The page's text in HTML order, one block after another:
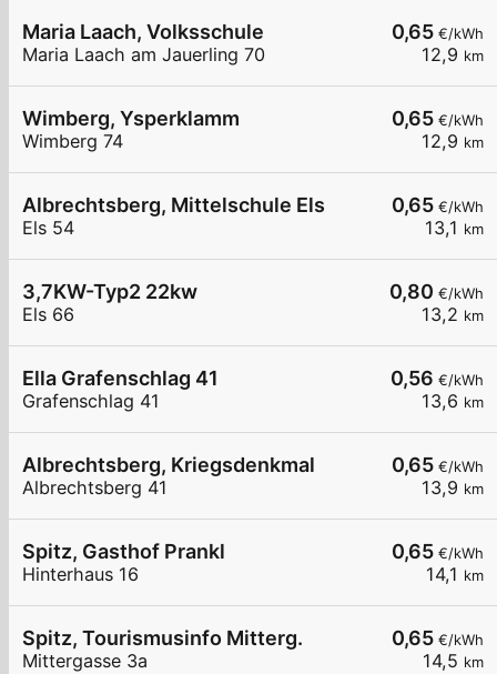
0,65 €/kWh
12,9 km
Maria Laach, Volksschule
Maria Laach am Jauerling 70
0,65 €/kWh
12,9 km
Wimberg, Ysperklamm
Wimberg 74
0,65 €/kWh
13,1 km
Albrechtsberg, Mittelschule Els
Els 54
0,80 €/kWh
13,2 km
3,7KW-Typ2 22kw
Els 66
0,56 €/kWh
13,6 km
Ella Grafenschlag 41
Grafenschlag 41
0,65 €/kWh
13,9 km
Albrechtsberg, Kriegsdenkmal
Albrechtsberg 41
0,65 €/kWh
14,1 km
Spitz, Gasthof Prankl
Hinterhaus 16
0,65 €/kWh
14,5 km
Spitz, Tourismusinfo Mitterg.
Mittergasse 3a